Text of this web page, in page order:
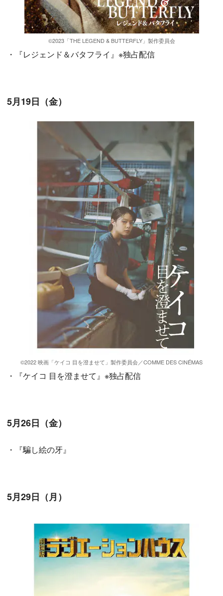
©2023「THE LEGEND & BUTTERFLY」製作委員会
・『レジェンド＆バタフライ』※独占配信
5月19日（金）
©2022 映画「ケイコ 目を澄ませて」製作委員会／COMME DES CINÉMAS
・『ケイコ 目を澄ませて』※独占配信
5月26日（金）
・『騙し絵の牙』
5月29日（月）